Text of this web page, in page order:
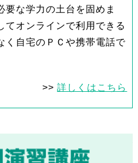
要な学力の土台を固めま
てオンラインで利用できる
く自宅のＰＣや携帯電話で
>>詳しくはこちら